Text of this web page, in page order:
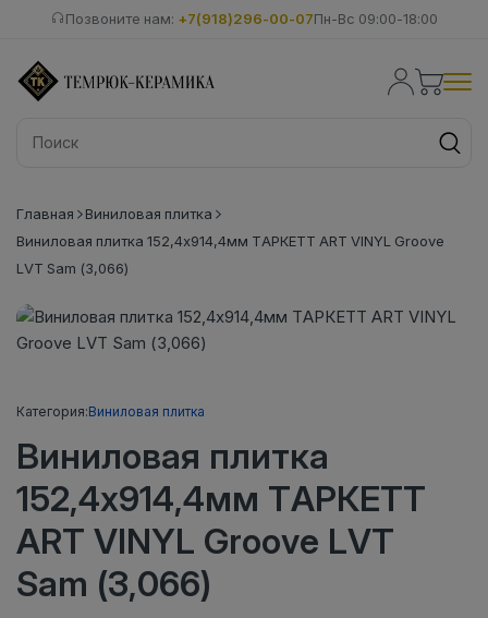
Позвоните нам: +7(918)296-00-07Пн-Вс 09:00-18:00
Главная
Виниловая плитка
Виниловая плитка 152,4x914,4мм ТАРКЕТТ ART VINYL Groove
LVT Sam (3,066)
Категория:Виниловая плитка
Виниловая плитка
152,4x914,4мм ТАРКЕТТ
ART VINYL Groove LVT
Sam (3,066)